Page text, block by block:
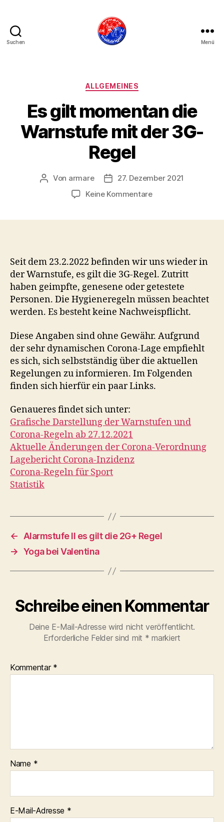
Suchen Menü
Kategorien
ALLGEMEINES
Es gilt momentan die
Warnstufe mit der 3G-
Regel
Beitragsautor
Von armare Beitragsdatum
27. Dezember 2021
Keine Kommentarezu
mit
der
Regel
Seit dem 23.2.2022 befinden wir uns wieder in
der Warnstufe, es gilt die 3G-Regel. Zutritt
haben geimpfte, genesene oder getestete
Personen. Die Hygieneregeln müssen beachtet
werden. Es besteht keine Nachweispflicht.
Diese Angaben sind ohne Gewähr. Aufgrund
der sehr dynamischen Corona-Lage empfiehlt
es sich, sich selbstständig über die aktuellen
Regelungen zu informieren. Im Folgenden
finden sich hierfür ein paar Links.
Genaueres findet sich unter:
Grafische Darstellung der Warnstufen und
Corona-Regeln ab 27.12.2021
Aktuelle Änderungen der Corona-Verordnung
Lagebericht Corona-Inzidenz
Corona-Regeln für Sport
Statistik
←
Alarmstufe II es gilt die 2G+ Regel
→ Yoga bei Valentina
Schreibe einen Kommentar
Deine E-Mail-Adresse wird nicht veröffentlicht.
Erforderliche Felder sind mit * markiert
Kommentar *
Name *
E-Mail-Adresse *